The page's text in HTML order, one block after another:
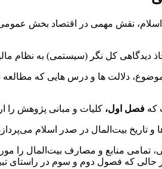
اسلام، نقش مهمی در اقتصاد بخش
دیدگاهی کل نگر (سیستمی) به نظام
دلالت ها و درس هایی که
که فصل اول، کلیات و مبانی پژوهش را
و تاریخ بیت‌المال در صدر اسلام
تمامی منابع و مصارف بیت‌المال
حالی که فصول دوم و سوم در راستای